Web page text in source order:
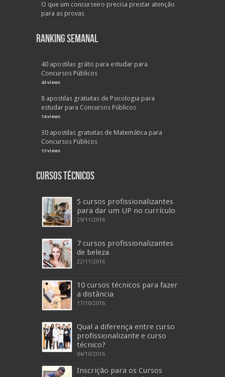
O que um concurseiro precisa prestar atenção
para as provas
Ranking Semanal
40 apostilas grátis para estudar para
Concursos Públicos
43 views
8 apostilas gratuitas de Psicologia para
estudar para Concursos Públicos
14 views
30 apostilas gratuitas de Matemática para
Concursos Públicos
13 views
Cursos Técnicos
5 cursos profissionalizantes
para dar um UP no currículo
29/11/2016
7 cursos profissionalizantes
de beleza
22/11/2016
10 cursos técnicos para fazer
a distância
17/10/2016
Qual a diferença entre curso
profissionalizante e curso
técnico?
04/10/2016
Inscrição para os Cursos